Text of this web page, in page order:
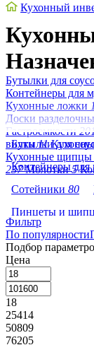
Кухонный
Бутылки для
Контейнеры для
Кухонные ложки
Доски
Гастроемкости 201
вилки 11
Кухонные щипцы
237 Молотки 5
Бутылки для
Контейнеры для
Сотейники 80
Пинцеты и
Аксессуары
Кастрюли
Кухонные
Кухонные щипцы
Сковороды
Фильтр
По популярности
Подбор
Цена
18
25414
50809
76205